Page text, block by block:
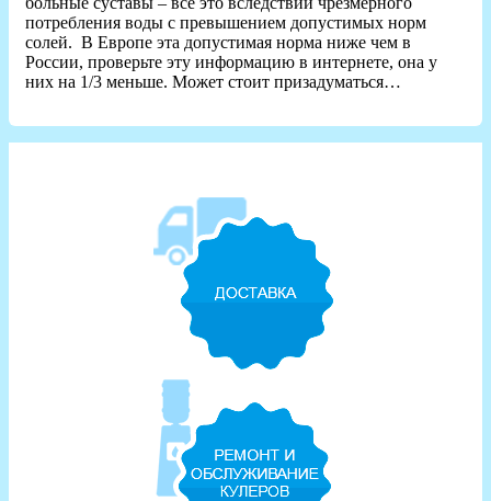
потребления воды с превышением допустимых норм
солей. В Европе эта допустимая норма ниже чем в
России, проверьте эту информацию в интернете, она у
них на 1/3 меньше. Может стоит призадуматься…